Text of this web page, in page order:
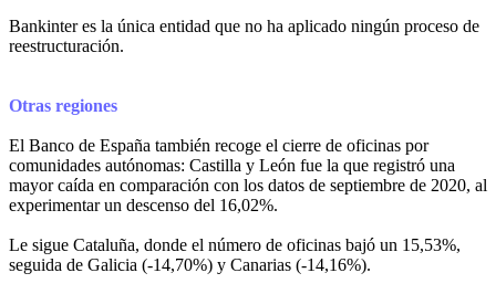
Bankinter es la única entidad que no ha aplicado ningún proceso de
reestructuración.
Otras regiones
El Banco de España también recoge el cierre de oficinas por
comunidades autónomas: Castilla y León fue la que registró una
mayor caída en comparación con los datos de septiembre de 2020, al
experimentar un descenso del 16,02%.
Le sigue Cataluña, donde el número de oficinas bajó un 15,53%,
seguida de Galicia (-14,70%) y Canarias (-14,16%).